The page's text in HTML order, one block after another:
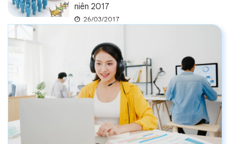
niên 2017
26/03/2017